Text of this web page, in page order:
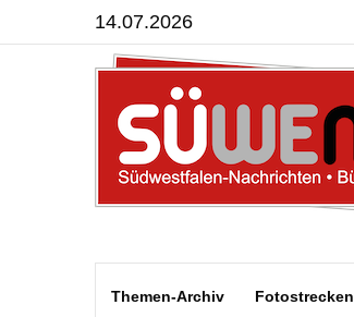
14.07.2026
Themen-Archiv Fotostrecken